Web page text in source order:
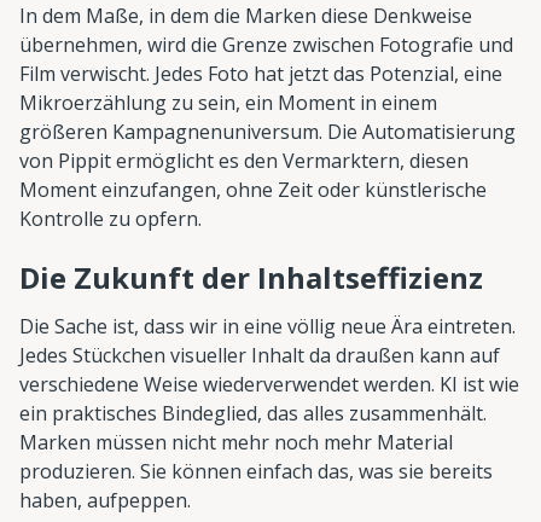
In dem Maße, in dem die Marken diese Denkweise
übernehmen, wird die Grenze zwischen Fotografie und
Film verwischt. Jedes Foto hat jetzt das Potenzial, eine
Mikroerzählung zu sein, ein Moment in einem
größeren Kampagnenuniversum. Die Automatisierung
von Pippit ermöglicht es den Vermarktern, diesen
Moment einzufangen, ohne Zeit oder künstlerische
Kontrolle zu opfern.
Die Zukunft der Inhaltseffizienz
Die Sache ist, dass wir in eine völlig neue Ära eintreten.
Jedes Stückchen visueller Inhalt da draußen kann auf
verschiedene Weise wiederverwendet werden. KI ist wie
ein praktisches Bindeglied, das alles zusammenhält.
Marken müssen nicht mehr noch mehr Material
produzieren. Sie können einfach das, was sie bereits
haben, aufpeppen.